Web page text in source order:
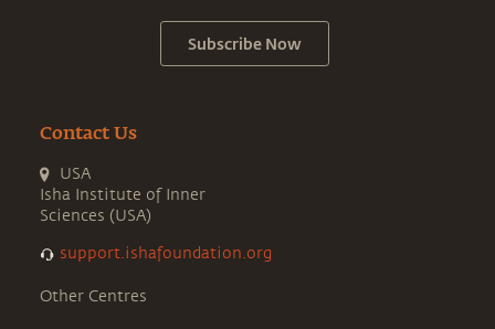
Subscribe Now
Contact Us
USA
Isha Institute of Inner
Sciences (USA)
support.ishafoundation.org
Other Centres